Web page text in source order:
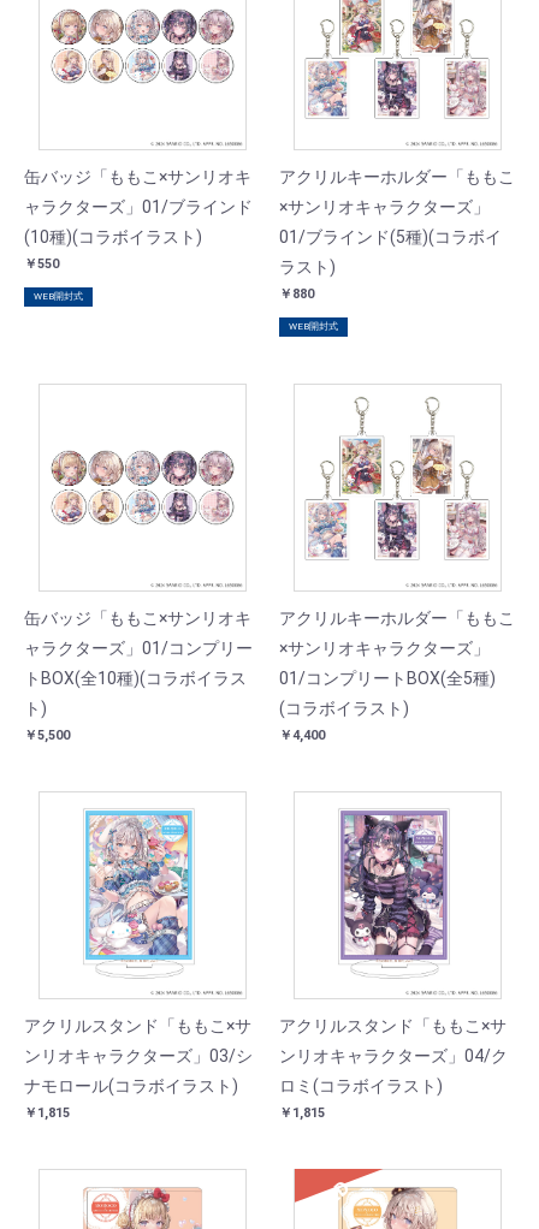
缶バッジ「ももこ×サンリオキ
ャラクターズ」01/ブラインド
(10種)(コラボイラスト)
￥550
WEB開封式
アクリルキーホルダー「ももこ
×サンリオキャラクターズ」
01/ブラインド(5種)(コラボイ
ラスト)
￥880
WEB開封式
缶バッジ「ももこ×サンリオキ
ャラクターズ」01/コンプリー
トBOX(全10種)(コラボイラス
ト)
￥5,500
アクリルキーホルダー「ももこ
×サンリオキャラクターズ」
01/コンプリートBOX(全5種)
(コラボイラスト)
￥4,400
アクリルスタンド「ももこ×サ
ンリオキャラクターズ」03/シ
ナモロール(コラボイラスト)
￥1,815
アクリルスタンド「ももこ×サ
ンリオキャラクターズ」04/ク
ロミ(コラボイラスト)
￥1,815
SOLD